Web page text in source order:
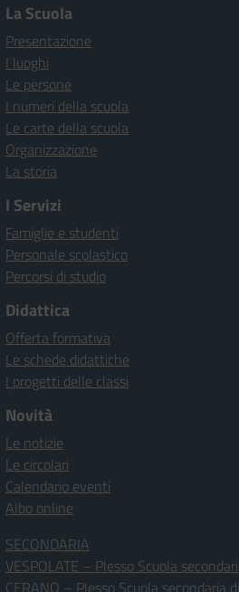
La Scuola
Presentazione
I luoghi
Le persone
I numeri della scuola
Le carte della scuola
Organizzazione
La storia
I Servizi
Famiglie e studenti
Personale scolastico
Percorsi di studio
Didattica
Offerta formativa
Le schede didattiche
I progetti delle classi
Novità
Le notizie
Le circolari
Calendario eventi
Albo online
SECONDARIA
VESPOLATE – Plesso Scuola